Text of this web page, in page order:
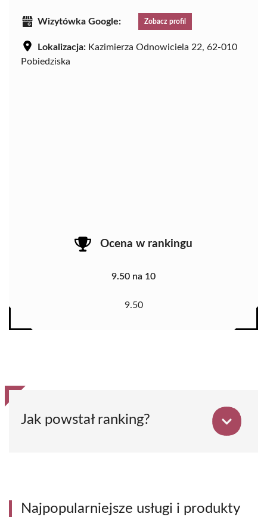
Wizytówka Google: Zobacz profil
Lokalizacja: Kazimierza Odnowiciela 22, 62-010
Pobiedziska
Ocena w rankingu
9.50 na 10
9.50
Jak powstał ranking?
Najpopularniejsze usługi i produkty